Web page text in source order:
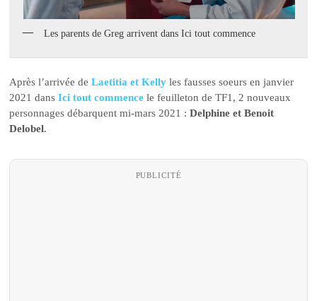
Les parents de Greg arrivent dans Ici tout commence
Après l’arrivée deLaetitia et Kelly les fausses soeurs en janvier
2021 dansIci tout commence le feuilleton de TF1, 2 nouveaux
personnages débarquent mi-mars 2021 : Delphine et Benoit
Delobel.
PUBLICITÉ